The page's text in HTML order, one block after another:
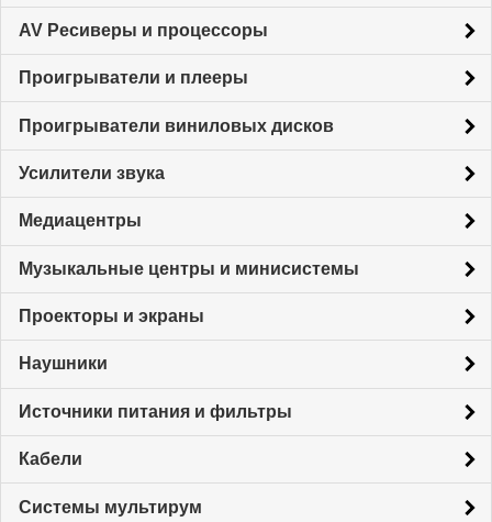
AV Ресиверы и процессоры
Проигрыватели и плееры
Проигрыватели виниловых дисков
Усилители звука
Медиацентры
Музыкальные центры и минисистемы
Проекторы и экраны
Наушники
Источники питания и фильтры
Кабели
Системы мультирум